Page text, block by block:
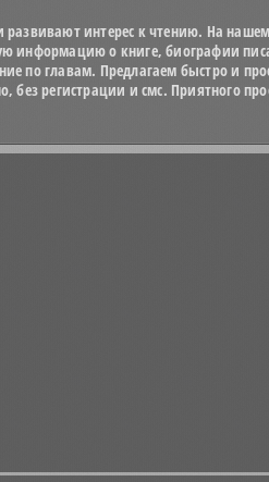
развивают интерес к чтению. На
информацию о книге, биографии
по главам. Предлагаем быстро и
без регистрации и смс. Приятного